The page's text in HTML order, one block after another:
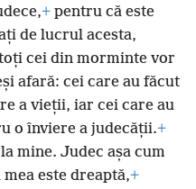
+ pentru că este
de lucrul acesta,
cei din morminte vor
afară: cei care au făcut
a vieții, iar cei care au
o înviere a judecății.+
mine. Judec așa cum
este dreaptă,+